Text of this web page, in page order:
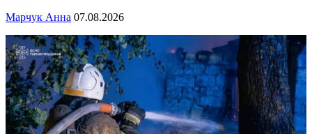
Марчук Анна 07.08.2026